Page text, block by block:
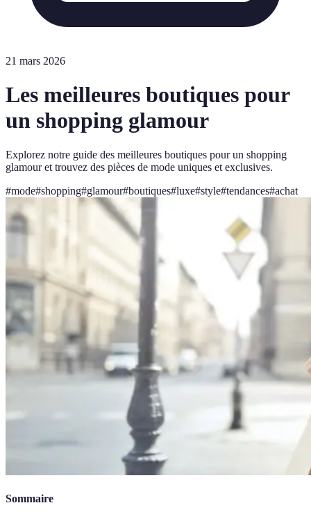
21 mars 2026
Les meilleures boutiques pour
un shopping glamour
Explorez notre guide des meilleures boutiques pour un shopping
glamour et trouvez des pièces de mode uniques et exclusives.
#mode#shopping#glamour#boutiques#luxe#style#tendances#achat
Sommaire